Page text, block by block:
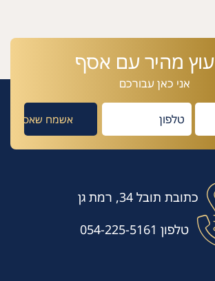
מהיר עם אסף
אני כאן עבורכם
כתובת תובל 34, רמת גן
טלפון 054-225-5161